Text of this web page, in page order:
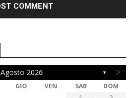
Agosto 2026 ▼ >
GIO VEN SAB DOM